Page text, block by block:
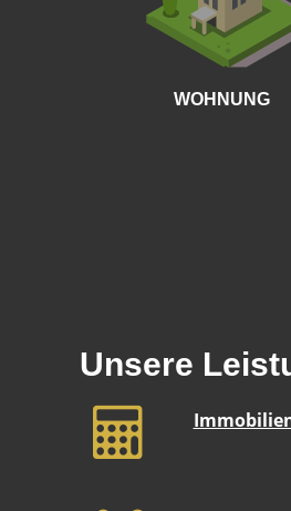
WOHNUNG
Unsere